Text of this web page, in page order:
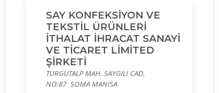
SAY KONFEKSİYON VE
TEKSTİL ÜRÜNLERİ
İTHALAT İHRACAT SANAYİ
VE TİCARET LİMİTED
ŞİRKETİ
TURGUTALP MAH. SAYGILI CAD.
NO:87 SOMA MANISA